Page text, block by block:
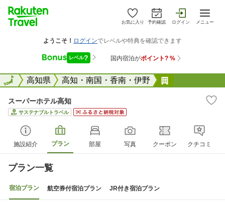
お気に入り 予約確認 ログイン メニュー
全国高知県 高知・南国・香南・伊野
全国
スーパーホテル高知
サステナブルトラベル
施設紹介 プラン 部屋 写真 クーポン クチコミ
プラン一覧
宿泊プラン 航空券付宿泊プラン JR付き宿泊プラン